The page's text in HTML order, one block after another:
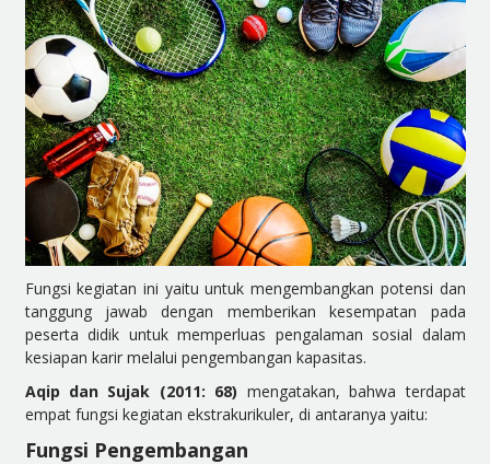
Fungsi kegiatan ini yaitu untuk mengembangkan potensi dan
tanggung jawab dengan memberikan kesempatan pada
peserta didik untuk memperluas pengalaman sosial dalam
kesiapan karir melalui pengembangan kapasitas.
Aqip dan Sujak (2011: 68) mengatakan, bahwa terdapat
empat fungsi kegiatan ekstrakurikuler, di antaranya yaitu:
Fungsi Pengembangan